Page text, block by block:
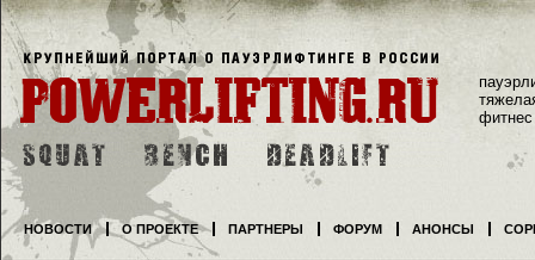
фитнес
НОВОСТИ О ПРОЕКТЕ ПАРТНЕРЫ ФОРУМ АНОНСЫ